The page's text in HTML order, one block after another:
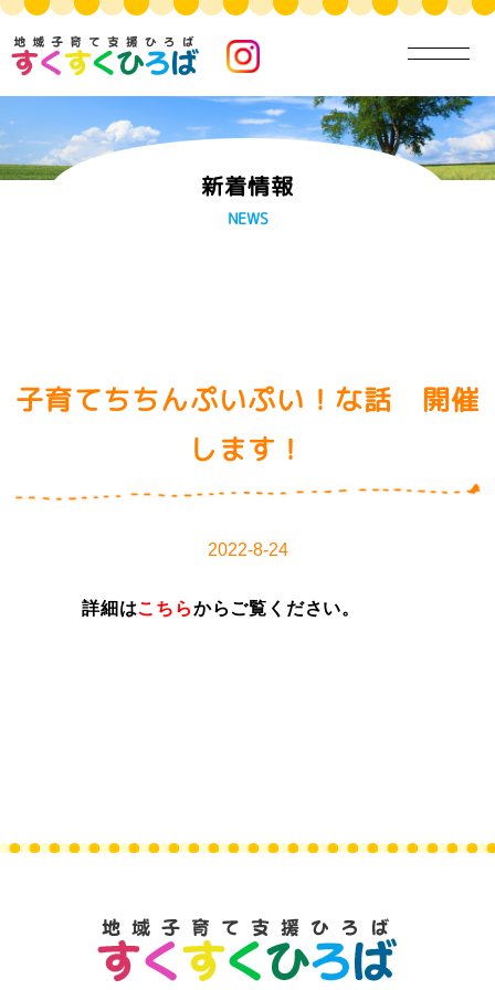
新着情報
NEWS
子育てちちんぷいぷい！な話 開催
します！
2022-8-24
詳細はこちらからご覧ください。